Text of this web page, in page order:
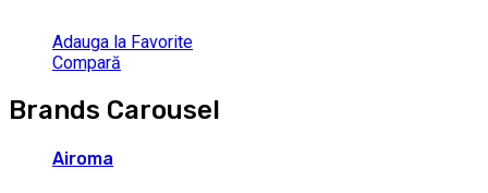
Adauga la Favorite
Compară
Brands Carousel
Airoma